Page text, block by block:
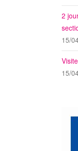
2
15/
15/